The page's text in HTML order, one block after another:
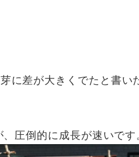
に差が大きくでたと書
圧倒的に成長が速いです